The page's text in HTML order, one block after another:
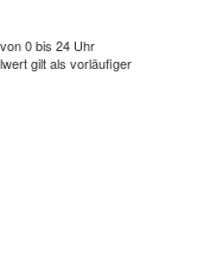
0 bis 24 Uhr
gilt als vorläufiger